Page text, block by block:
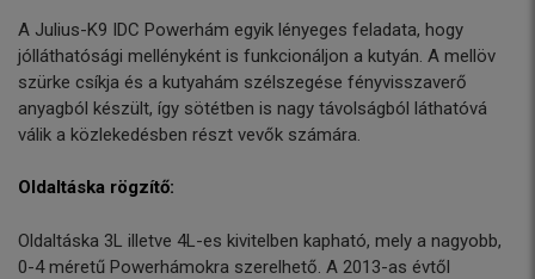
A Julius-K9 IDC Powerhám egyik lényeges feladata, hogy
jólláthatósági mellényként is funkcionáljon a kutyán. A mellöv
szürke csíkja és a kutyahám szélszegése fényvisszaverő
anyagból készült, így sötétben is nagy távolságból láthatóvá
válik a közlekedésben részt vevők számára.
Oldaltáska rögzítő:
Oldaltáska 3L illetve 4L-es kivitelben kapható, mely a nagyobb,
0-4 méretű Powerhámokra szerelhető. A 2013-as évtől